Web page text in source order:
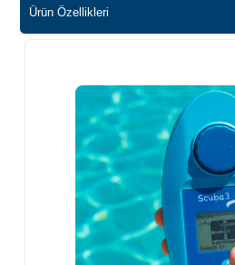
Ürün Özellikleri